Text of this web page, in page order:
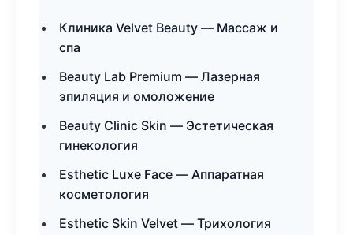
Клиника Velvet Beauty — Массаж и
спа
Beauty Lab Premium — Лазерная
эпиляция и омоложение
Beauty Clinic Skin — Эстетическая
гинекология
Esthetic Luxe Face — Аппаратная
косметология
Esthetic Skin Velvet — Трихология